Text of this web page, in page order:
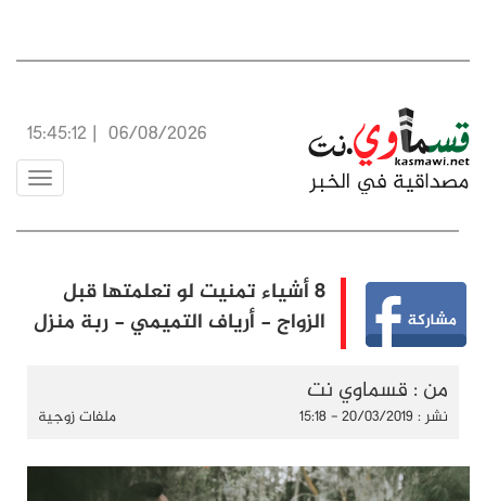
06/08/2026
|
15:45:13
Toggle
8 أشياء تمنيت لو تعلمتها قبل
الزواج - أرياف التميمي - ربة منزل
من : قسماوي نت
نشر : 20/03/2019 - 15:18 ملفات زوجية